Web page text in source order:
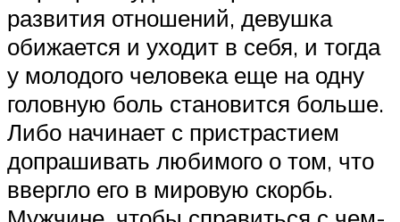
развития отношений, девушка
обижается и уходит в себя, и тогда
у молодого человека еще на одну
головную боль становится больше.
Либо начинает с пристрастием
допрашивать любимого о том, что
ввергло его в мировую скорбь.